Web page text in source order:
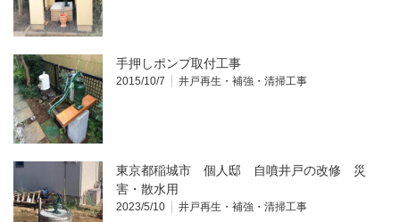
手押しポンプ取付工事
2015/10/7 井戸再生・補強・清掃工事
東京都稲城市 個人邸 自噴井戸の改修 災
害・散水用
2023/5/10 井戸再生・補強・清掃工事